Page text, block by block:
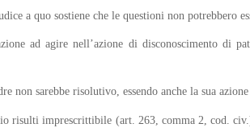
a quo sostiene che le questioni non potrebbero
ad agire nell’azione di disconoscimento di
non sarebbe risolutivo, essendo anche la sua azione
risulti imprescrittibile (art. 263, comma 2, cod.